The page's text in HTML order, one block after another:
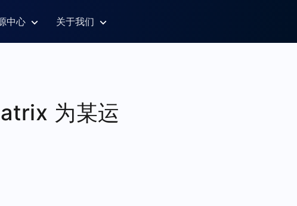
中心 关于我们
为某运